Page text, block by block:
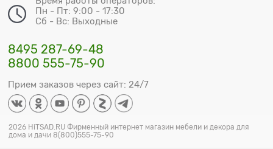
Пн - Пт: 9:00 - 17:30
Сб - Вс: Выходные
8495 287-69-48
8800 555-75-90
Прием заказов через сайт: 24/7
2026 HiTSAD.RU Фирменный интернет магазин мебели и декора для
дома и дачи 8(800)555-75-90